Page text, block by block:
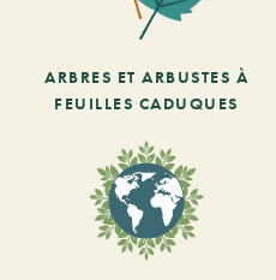
ARBRES ET ARBUSTES À
FEUILLES CADUQUES